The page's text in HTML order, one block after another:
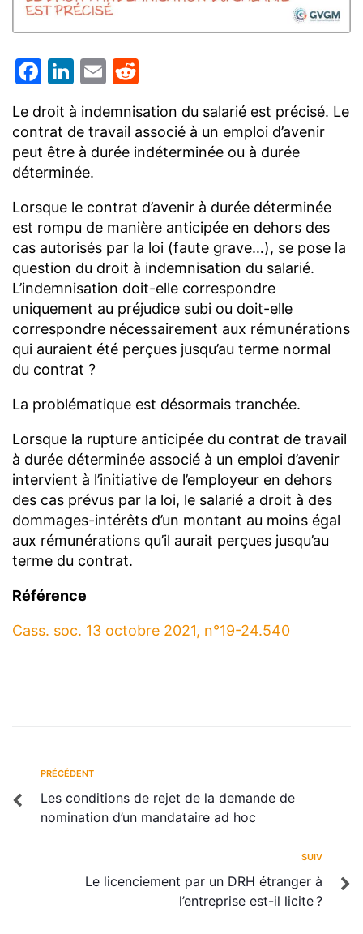
Facebook
LinkedIn
Email
Le droit à indemnisation du salarié est précisé. Le
contrat de travail associé à un emploi d’avenir
peut être à durée indéterminée ou à durée
déterminée.
Lorsque le contrat d’avenir à durée déterminée
est rompu de manière anticipée en dehors des
cas autorisés par la loi (faute grave…), se pose la
question du droit à indemnisation du salarié.
L’indemnisation doit-elle correspondre
uniquement au préjudice subi ou doit-elle
correspondre nécessairement aux rémunérations
qui auraient été perçues jusqu’au terme normal
du contrat ?
La problématique est désormais tranchée.
Lorsque la rupture anticipée du contrat de travail
à durée déterminée associé à un emploi d’avenir
intervient à l’initiative de l’employeur en dehors
des cas prévus par la loi, le salarié a droit à des
dommages-intérêts d’un montant au moins égal
aux rémunérations qu’il aurait perçues jusqu’au
terme du contrat.
Référence
Cass. soc. 13 octobre 2021, n°19-24.540
PRÉCÉDENT
Les conditions de rejet de la demande de
nomination d’un mandataire ad hoc
SUIV
Le licenciement par un DRH étranger à
l’entreprise est-il licite ?